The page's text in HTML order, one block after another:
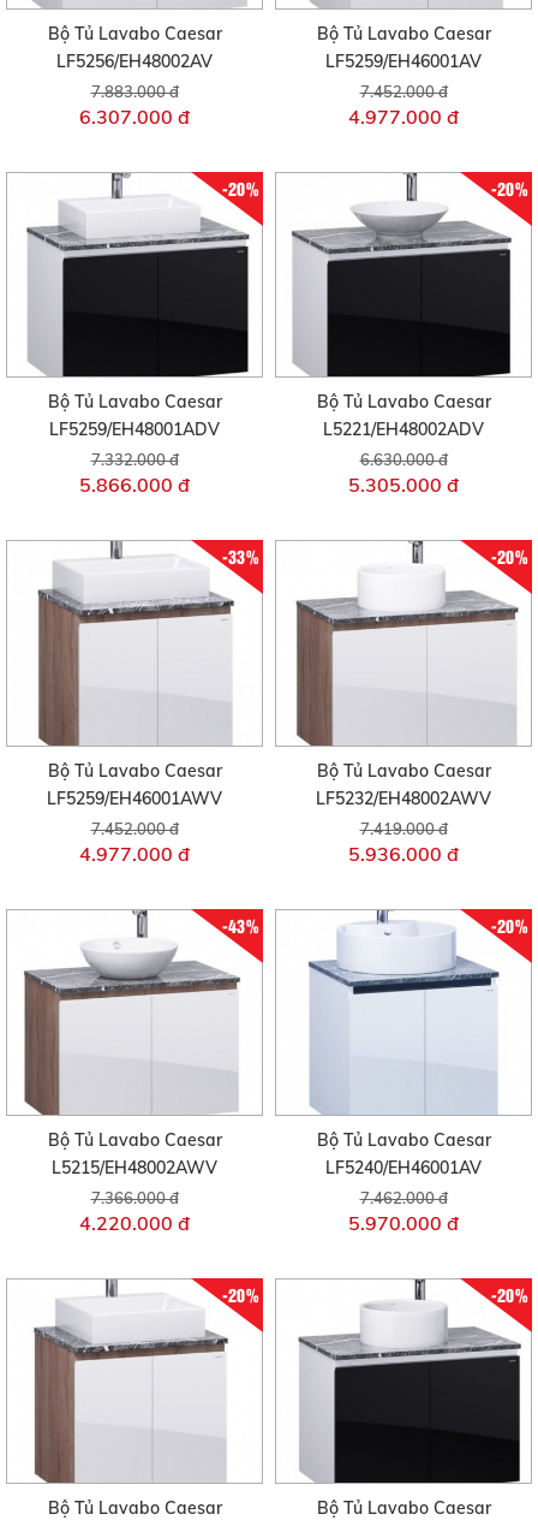
Bộ Tủ Lavabo Caesar
LF5256/EH48002AV
7.883.000 đ
6.307.000 đ
Bộ Tủ Lavabo Caesar
LF5259/EH46001AV
7.452.000 đ
4.977.000 đ
-20%
Bộ Tủ Lavabo Caesar
LF5259/EH48001ADV
7.332.000 đ
5.866.000 đ
-20%
Bộ Tủ Lavabo Caesar
L5221/EH48002ADV
6.630.000 đ
5.305.000 đ
-33%
Bộ Tủ Lavabo Caesar
LF5259/EH46001AWV
7.452.000 đ
4.977.000 đ
-20%
Bộ Tủ Lavabo Caesar
LF5232/EH48002AWV
7.419.000 đ
5.936.000 đ
-43%
Bộ Tủ Lavabo Caesar
L5215/EH48002AWV
7.366.000 đ
4.220.000 đ
-20%
Bộ Tủ Lavabo Caesar
LF5240/EH46001AV
7.462.000 đ
5.970.000 đ
-20%
Bộ Tủ Lavabo Caesar
-20%
Bộ Tủ Lavabo Caesar